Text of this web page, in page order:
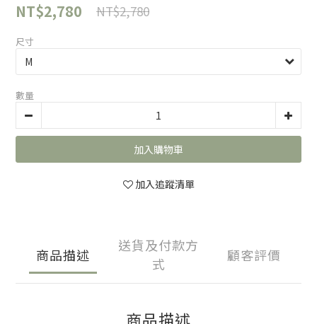
NT$2,780 NT$2,780
尺寸
數量
加入購物車
加入追蹤清單
商品描述
送貨及付款方
式
顧客評價
商品描述